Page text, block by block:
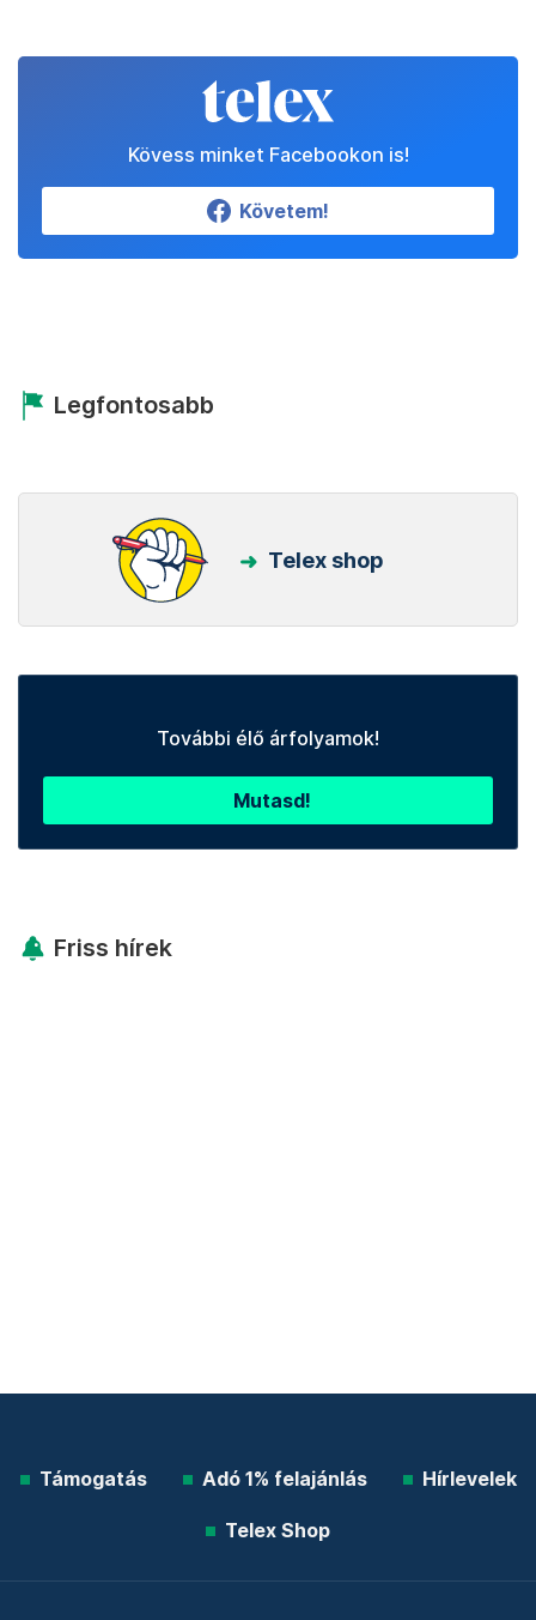
Kövess minket Facebookon is!
Követem!
Legfontosabb
Telex shop
További élő árfolyamok!
Mutasd!
Friss hírek
Támogatás Adó 1% felajánlás Hírlevelek
Telex Shop